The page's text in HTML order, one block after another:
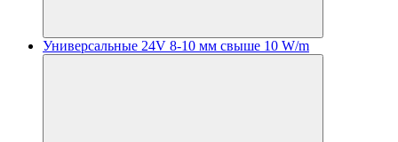
Универсальные 24V 8-10 мм свыше 10 W/m